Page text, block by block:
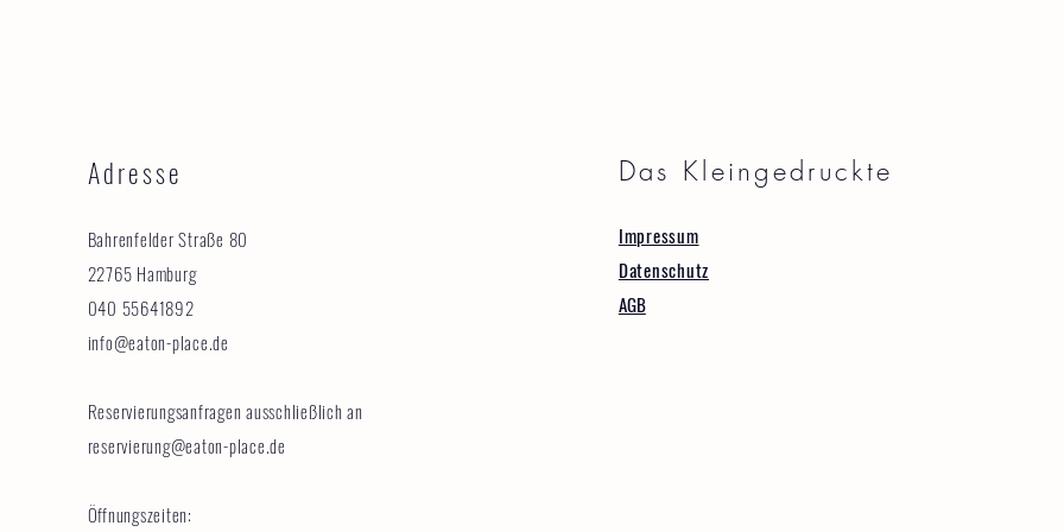
Adresse
Bahrenfelder Straße 80
22765 Hamburg
040 55641892
info@eaton-place.de
Reservierungsanfragen ausschließlich an
reservierung@eaton-place.de
Öffnungszeiten:
Das Kleingedruckte
Impressum
Datenschutz
AGB